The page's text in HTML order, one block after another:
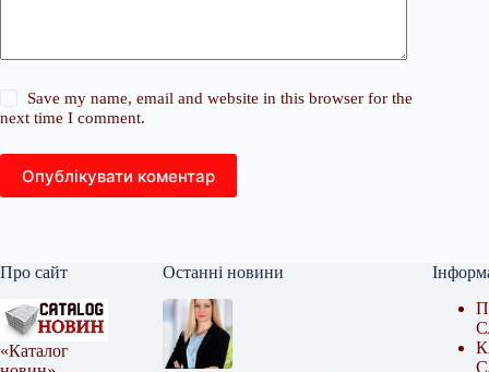
Save my name, email and website in this browser for the
next time I comment.
Опублікувати коментар
Про сайт
«Каталог
Останні новини